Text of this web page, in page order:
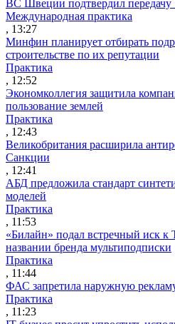
ВС Швеции подтвердил передачу
Международная практика
, 13:27
Минфин планирует отбирать
строительстве по их репутации
Практика
, 12:52
Экономколлегия защитила
пользование землей
Практика
, 12:43
Великобритания расширила
Санкции
, 12:41
АБД предложила стандарт
моделей
Практика
, 11:53
«Билайн» подал встречный иск к
названии бренда мультиподписки
Практика
, 11:44
ФАС запретила наружную
Практика
, 11:23